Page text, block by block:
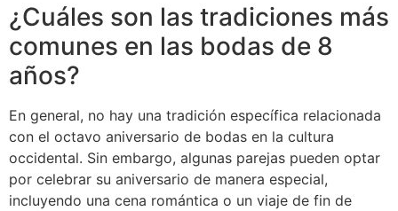
¿Cuáles son las tradiciones más
comunes en las bodas de 8
años?
En general, no hay una tradición específica relacionada
con el octavo aniversario de bodas en la cultura
occidental. Sin embargo, algunas parejas pueden optar
por celebrar su aniversario de manera especial,
incluyendo una cena romántica o un viaje de fin de